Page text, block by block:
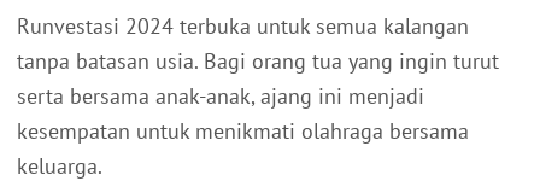
Runvestasi 2024 terbuka untuk semua kalangan
tanpa batasan usia. Bagi orang tua yang ingin turut
serta bersama anak-anak, ajang ini menjadi
kesempatan untuk menikmati olahraga bersama
keluarga.